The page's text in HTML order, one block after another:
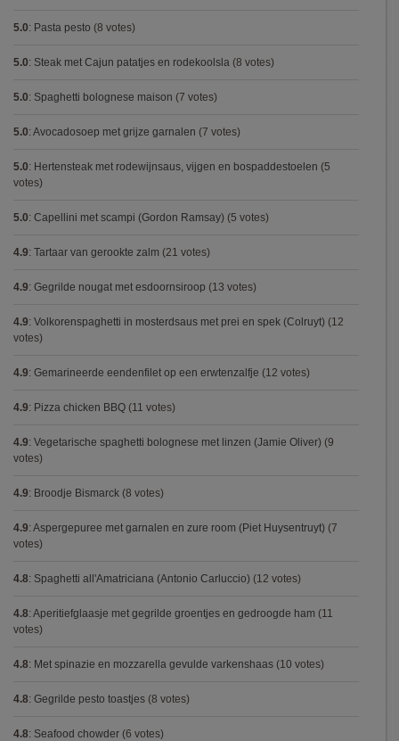
5.0: Pasta pesto (8 votes)
5.0: Steak met Cajun patatjes en rodekoolsla (8 votes)
5.0: Spaghetti bolognese maison (7 votes)
5.0: Avocadosoep met grijze garnalen (7 votes)
5.0: Hertensteak met rodewijnsaus, vijgen en bospaddestoelen (5
votes)
5.0: Capellini met scampi (Gordon Ramsay) (5 votes)
4.9: Tartaar van gerookte zalm (21 votes)
4.9: Gegrilde nougat met esdoornsiroop (13 votes)
4.9: Volkorenspaghetti in mosterdsaus met prei en spek (Colruyt) (12
votes)
4.9: Gemarineerde eendenfilet op een erwtenzalfje (12 votes)
4.9: Pizza chicken BBQ (11 votes)
4.9: Vegetarische spaghetti bolognese met linzen (Jamie Oliver) (9
votes)
4.9: Broodje Bismarck (8 votes)
4.9: Aspergepuree met garnalen en zure room (Piet Huysentruyt) (7
votes)
4.8: Spaghetti all'Amatriciana (Antonio Carluccio) (12 votes)
4.8: Aperitiefglaasje met gegrilde groentjes en gedroogde ham (11
votes)
4.8: Met spinazie en mozzarella gevulde varkenshaas (10 votes)
4.8: Gegrilde pesto toastjes (8 votes)
4.8: Seafood chowder (6 votes)